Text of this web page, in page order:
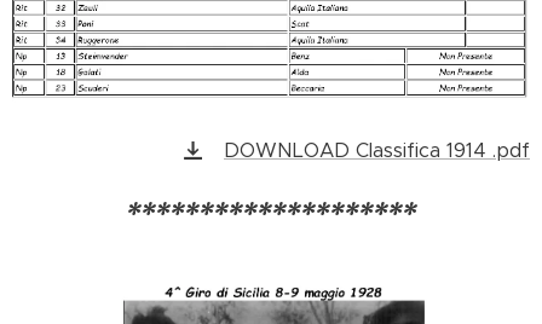
DOWNLOAD Classifica 1914 .pdf
********************